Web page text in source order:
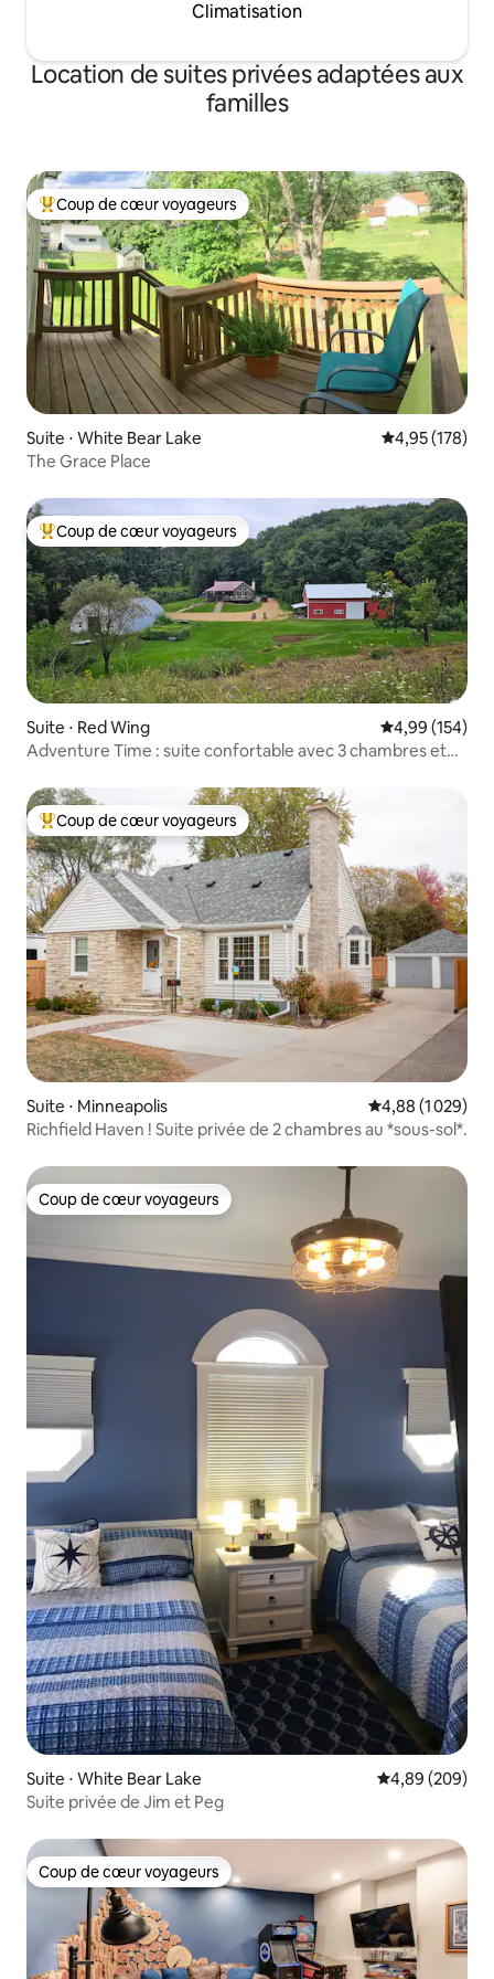
Climatisation
Location de suites privées adaptées aux
familles
Coups de cœur voyageurs les plus appréciés
Coup de cœur voyageurs
Suite ⋅ White Bear Lake Évaluation
4,95 (178)
The Grace Place
Coups de cœur voyageurs les plus appréciés
Coup de cœur voyageurs
Suite ⋅ Red Wing Évaluation
4,99 (154)
Adventure Time : suite confortable avec 3 chambres et
Coups de cœur voyageurs les plus appréciés
Coup de cœur voyageurs
Suite ⋅ Minneapolis Évaluation
4,88 (1 029)
Richfield Haven ! Suite privée de 2 chambres au *sous-sol*.
Coup de cœur voyageurs
Coup de cœur voyageurs
Suite ⋅ White Bear Lake Évaluation
4,89 (209)
Suite privée de Jim et Peg
Coup de cœur voyageurs
Coup de cœur voyageurs